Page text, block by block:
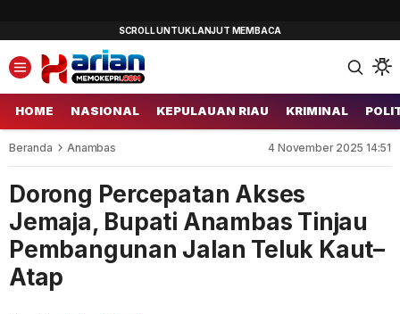
HOME NASIONAL KEPULAUAN RIAU KRIMINAL
Beranda Anambas 4 November 2025 14:51
Dorong Percepatan Akses
Jemaja, Bupati Anambas Tinjau
Pembangunan Jalan Teluk Kaut–
Atap